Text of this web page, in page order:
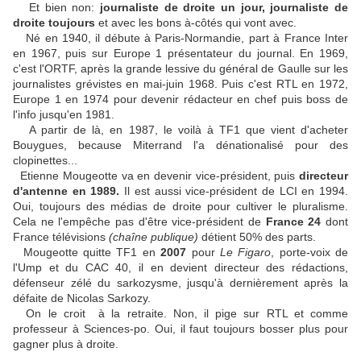
Et bien non: journaliste de droite un jour, journaliste de
droite toujours et avec les bons à-côtés qui vont avec.
Né en 1940, il débute à Paris-Normandie, part à France Inter
en 1967, puis sur Europe 1 présentateur du journal. En 1969,
c'est l'ORTF, après la grande lessive du général de Gaulle sur les
journalistes grévistes en mai-juin 1968. Puis c'est RTL en 1972,
Europe 1 en 1974 pour devenir rédacteur en chef puis boss de
l'info jusqu'en 1981.
A partir de là, en 1987, le voilà à TF1 que vient d'acheter
Bouygues, because Miterrand l'a dénationalisé pour des
clopinettes...
Etienne Mougeotte va en devenir vice-président, puis directeur
d'antenne en 1989. Il est aussi vice-président de LCI en 1994.
Oui, toujours des médias de droite pour cultiver le pluralisme.
Cela ne l'empêche pas d'être vice-président de France 24 dont
France télévisions (chaîne publique) détient 50% des parts.
Mougeotte quitte TF1 en2007 pour Le Figaro , porte-voix de
l'Ump et du CAC 40, il en devient directeur des rédactions,
défenseur zélé du sarkozysme, jusqu'à dernièrement après la
défaite de Nicolas Sarkozy.
On le croit à la retraite. Non, il pige sur RTL et comme
professeur à Sciences-po. Oui, il faut toujours bosser plus pour
gagner plus à droite.